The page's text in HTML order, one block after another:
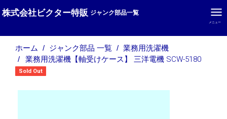
メニュー
株式会社ビクター特販 ジャンク部品一覧
ホーム ジャンク部品 一覧 業務用洗濯機
業務用洗濯機【軸受けケース】 三洋電機 SCW-5180
Sold Out